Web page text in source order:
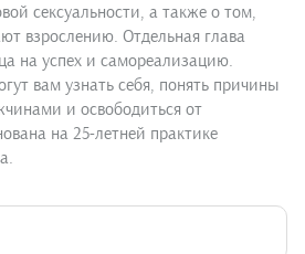
сексуальности, а также о том,
взрослению. Отдельная глава
на успех и самореализацию.
вам узнать себя, понять причины
и освободиться от
на 25-летней практике